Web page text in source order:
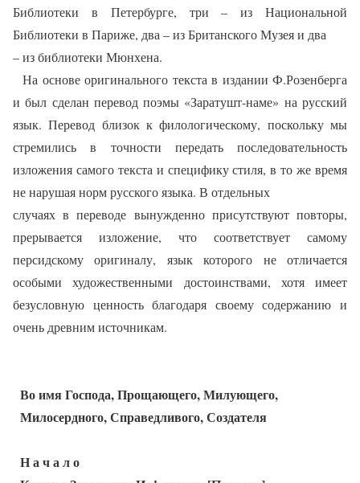
Библиотеки в Петербурге, три – из Национальной
Библиотеки в Париже, два – из Британского Музея и два
– из библиотеки Мюнхена.
На основе оригинального текста в издании Ф.Розенберга
и был сделан перевод поэмы «Заратушт-наме» на русский
язык. Перевод близок к филологическому, поскольку мы
стремились в точности передать последовательность
изложения самого текста и специфику стиля, в то же время
не нарушая норм русского языка. В отдельных
случаях в переводе вынужденно присутствуют повторы,
прерывается изложение, что соответствует самому
персидскому оригиналу, язык которого не отличается
особыми художественными достоинствами, хотя имеет
безусловную ценность благодаря своему содержанию и
очень древним источникам.
Во имя Господа, Прощающего, Милующего,
Милосердного, Справедливого, Создателя
Н а ч а л о